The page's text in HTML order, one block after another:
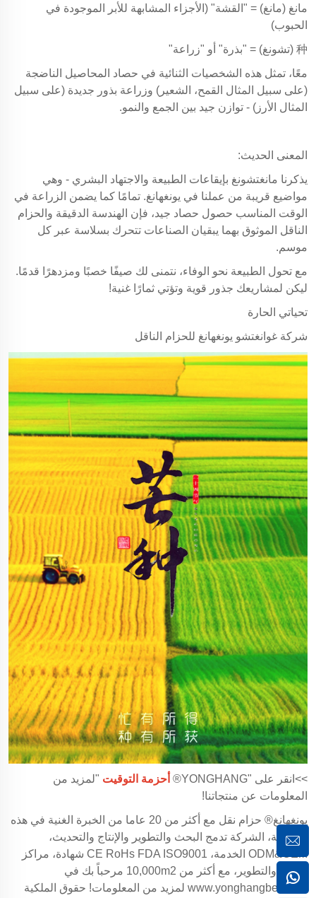
مانغ (مانغ) = "القشة" (الأجزاء المشابهة للأبر الموجودة في
الحبوب)
种 (تشونغ) = "بذرة" أو "زراعة"
معًا، تمثل هذه الشخصيات الثنائية في حصاد المحاصيل الناضجة
(على سبيل المثال القمح، الشعير) وزراعة بذور جديدة (على سبيل
المثال الأرز) - توازن جيد بين الجمع والنمو.
المعنى الحديث:
يذكرنا مانغتشونغ بإيقاعات الطبيعة والاجتهاد البشري - وهي
مواضيع قريبة من عملنا في يونغهانغ. تمامًا كما يضمن الزراعة في
الوقت المناسب حصول حصاد جيد، فإن الهندسة الدقيقة والحزام
الناقل الموثوق بهما يبقيان الصناعات تتحرك بسلاسة عبر كل
موسم.
مع تحول الطبيعة نحو الوفاء، نتمنى لك صيفًا خصبًا ومزدهرًا قدمًا.
ليكن لمشاريعك جذور قوية وتؤتي ثمارًا غنية!
تحياتي الحارة
شركة غوانغتشو يونغهانغ للحزام الناقل
>>انقر على "YONGHANG® أحزمة التوقيت "لمزيد من
المعلومات عن منتجاتنا!
يونغهانغ® حزام نقل مع أكثر من 20 عاما من الخبرة الغنية في هذه
الصناعة، الشركة تدمج البحث والتطوير والإنتاج والتحديث،
ODM&OEM الخدمة، CE RoHs FDA ISO9001 شهادة، مراكز
البحث والتطوير، مع أكثر من 10,000m2 مرحباً بك في
www.yonghangbelt.com لمزيد من المعلومات! حقوق الملكية